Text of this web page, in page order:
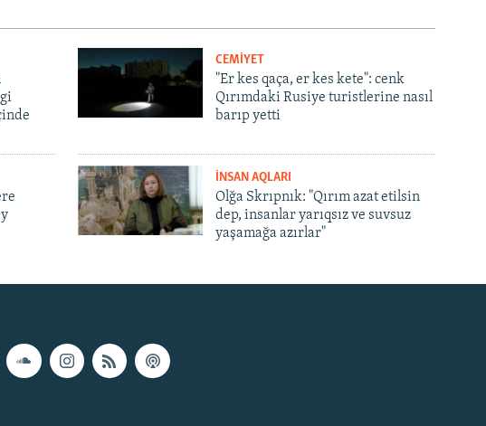
CEMİYET
"Er kes qaça, er kes kete": cenk
Qırımdaki Rusiye turistlerine nasıl
barıp yetti
İNSAN AQLARI
Olğa Skrıpnık: "Qırım azat etilsin
dep, insanlar yarıqsız ve suvsuz
yaşamağa azırlar"